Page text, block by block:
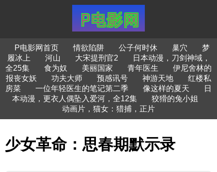
P电影网首页 情欲陷阱 公子何时休 巢穴
梦
履冰上
河山 大宋提刑官2
日本动漫，刀剑神域，
全25集
食为奴 美丽国家 青年医生
伊尼舍林的
报丧女妖
功夫大师 预感讯号 神游天地
红楼私
房菜
一位年轻医生的笔记第二季 像这样的夏天
日
本动漫，更衣人偶坠入爱河，全12集
狡猾的兔小姐
动画片，猫女：猎捕，正片
少女革命：思春期默示录